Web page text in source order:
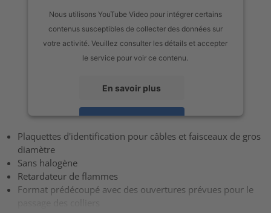
Nous utilisons YouTube Video pour intégrer certains
contenus susceptibles de collecter des données sur
votre activité. Veuillez consulter les détails et accepter
le service pour voir ce contenu.
En savoir plus
Accepter
powered byUsercentrics Consent Management Platform
Plaquettes d'identification pour câbles et faisceaux de gros
diamètre
Sans halogène
Retardateur de flammes
Format prédécoupé avec des ouvertures prévues pour le